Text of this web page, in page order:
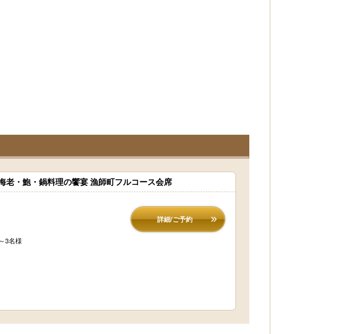
・鮑・鍋料理の饗宴 漁師町フルコース会席
詳細/ご予約
3名様